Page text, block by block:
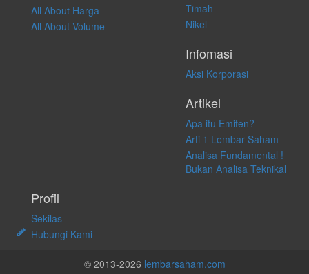
All About Harga
All About Volume
Timah
Nikel
Infomasi
Aksi Korporasi
Artikel
Apa itu Emiten?
Arti 1 Lembar Saham
Analisa Fundamental !
Bukan Analisa Teknikal
Profil
Sekilas
Hubungi Kami
© 2013-2026 lembarsaham.com